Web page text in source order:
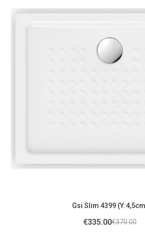
Gsi Slim 4399
€370.00
€335.00